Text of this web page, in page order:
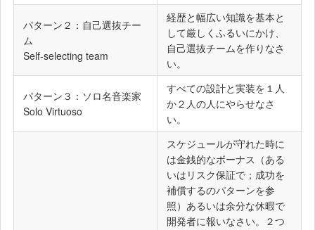
パターン２：自己選抜チー
ム
Self-selecting team
経歴と幅広い知識を基本と
して厳しくふるいにかけ、
自己選抜チームを作りなさ
い。
パターン３：ソロ名音楽家
Solo Virtuoso
すべての設計と実装を１人
か２人の人にやらせなさ
い。
スケジュールが守れた時に
は金銭的なボーナス（ある
いはリスク保証で；成功を
補償するのパターンを参
照）あるいは余分な休暇で
開発者に報いなさい。２つ